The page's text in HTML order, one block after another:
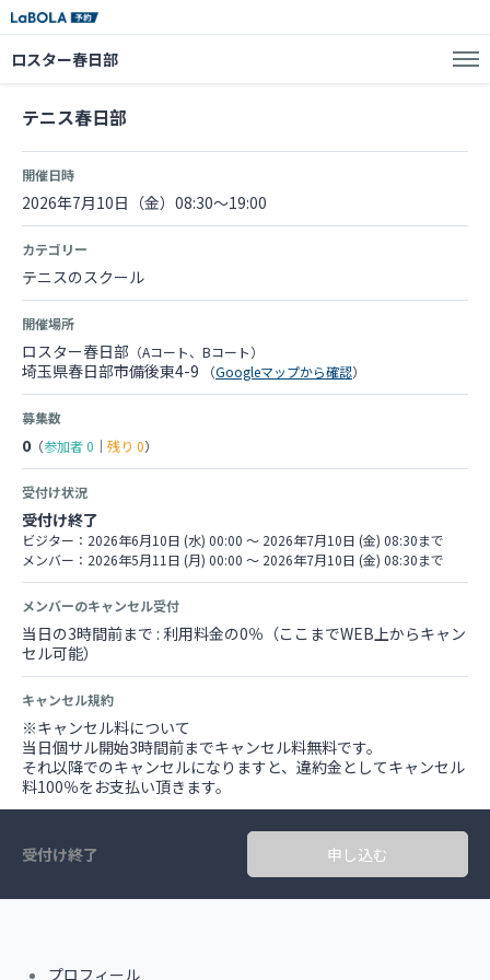
ロスター春日部
テニス春日部
開催日時
2026年7月10日（金）08:30～19:00
カテゴリー
テニスのスクール
開催場所
ロスター春日部 （Aコート、Bコート）
埼玉県春日部市備後東4-9 （Googleマップから確認）
募集数
0 （参加者0 ｜ 残り 0）
受付け状況
受付け終了
ビジター：2026年6月10日 (水) 00:00 〜 2026年7月10日 (金) 08:30まで
メンバー：2026年5月11日 (月) 00:00 〜 2026年7月10日 (金) 08:30まで
メンバーのキャンセル受付
当日の3時間前まで : 利用料金の0％（ここまでWEB上からキャン
セル可能）
キャンセル規約
※キャンセル料について
当日個サル開始3時間前までキャンセル料無料です。
それ以降でのキャンセルになりますと、違約金としてキャンセル
料100％をお支払い頂きます。
受付け終了 申し込む
プロフィール